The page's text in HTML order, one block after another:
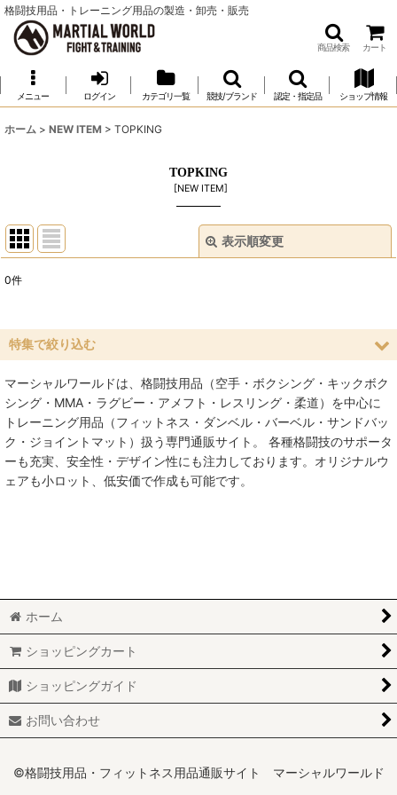
格闘技用品・トレーニング用品の製造・卸売・販売
商品検索 カート
メニュー ログイン カテゴリ一覧 競技/ブランド 認定・指定品 ショップ情報
ホーム > NEW ITEM > TOPKING
TOPKING
[NEW ITEM]
表示順変更
並び順:
絞り込む
0件
特集で絞り込む
空手
MMA総合格闘技
柔術
少林寺拳法
サンボ
レスリング
MARTIAL WORLD
マーシャルワールドは、格闘技用品（空手・ボクシング・キックボク
シング・MMA・ラグビー・アメフト・レスリング・柔道）を中心に
トレーニング用品（フィットネス・ダンベル・バーベル・サンドバッ
ク・ジョイントマット）扱う専門通販サイト。 各種格闘技のサポータ
ーも充実、安全性・デザイン性にも注力しております。オリジナルウ
ェアも小ロット、低安価で作成も可能です。
ホーム
ショッピングカート
ショッピングガイド
お問い合わせ
©格闘技用品・フィットネス用品通販サイト マーシャルワールド